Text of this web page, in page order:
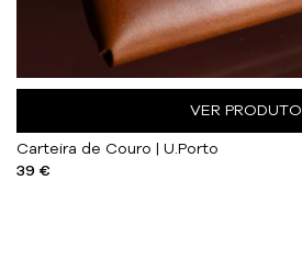
VER PRODUTO
Carteira de Couro | U.Porto
39 €